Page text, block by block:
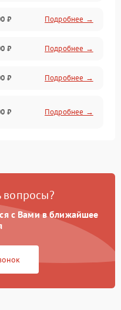
₽ Подробнее →
₽ Подробнее →
₽ Подробнее →
₽ Подробнее →
₽ Подробнее →
вопросы?
с Вами в ближайшее